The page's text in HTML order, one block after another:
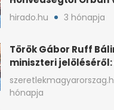
fia, Orbán Gáspár
hirado.hu 3 hónapja
Török Gábor Ruff
miniszteri jelöléséről:
írta a posztjában
hónapja